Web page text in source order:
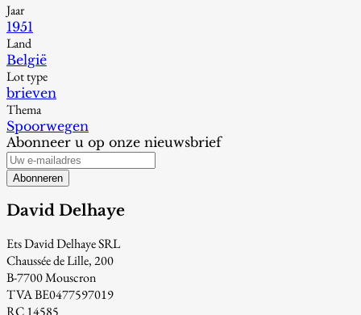
Jaar
1951
Land
België
Lot type
brieven
Thema
Spoorwegen
Abonneer u op onze nieuwsbrief
Abonneren
David Delhaye
Ets David Delhaye SRL
Chaussée de Lille, 200
B-7700 Mouscron
TVA BE0477597019
RC 14585